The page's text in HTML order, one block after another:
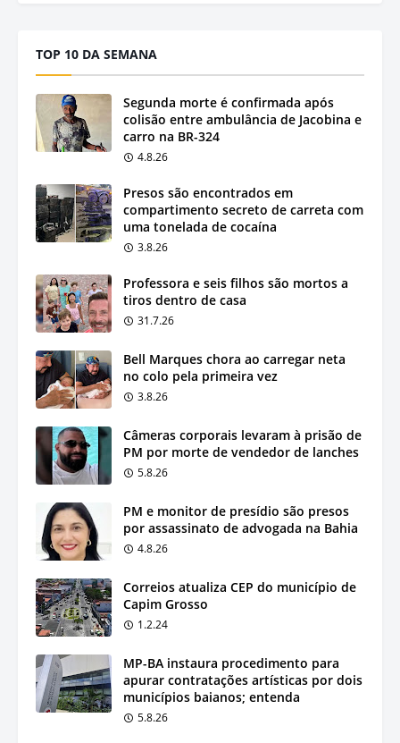
TOP 10 DA SEMANA
Segunda morte é confirmada após
colisão entre ambulância de Jacobina e
carro na BR-324
4.8.26
Presos são encontrados em
compartimento secreto de carreta com
uma tonelada de cocaína
3.8.26
Professora e seis filhos são mortos a
tiros dentro de casa
31.7.26
Bell Marques chora ao carregar neta
no colo pela primeira vez
3.8.26
Câmeras corporais levaram à prisão de
PM por morte de vendedor de lanches
5.8.26
PM e monitor de presídio são presos
por assassinato de advogada na Bahia
4.8.26
Correios atualiza CEP do município de
Capim Grosso
1.2.24
MP-BA instaura procedimento para
apurar contratações artísticas por dois
municípios baianos; entenda
5.8.26